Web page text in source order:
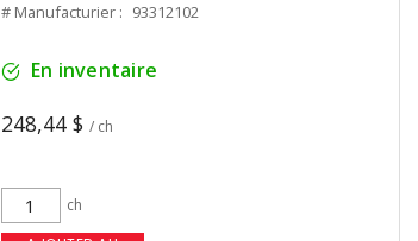
# Manufacturier : 93312102
En inventaire
248,44 $ / ch
ch